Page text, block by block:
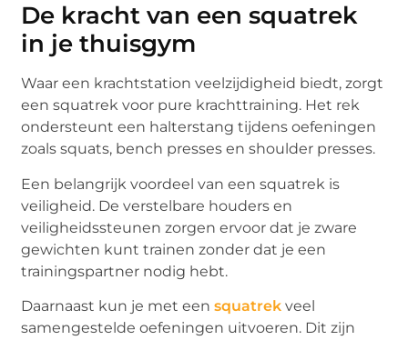
De kracht van een squatrek
in je thuisgym
Waar een krachtstation veelzijdigheid biedt, zorgt
een squatrek voor pure krachttraining. Het rek
ondersteunt een halterstang tijdens oefeningen
zoals squats, bench presses en shoulder presses.
Een belangrijk voordeel van een squatrek is
veiligheid. De verstelbare houders en
veiligheidssteunen zorgen ervoor dat je zware
gewichten kunt trainen zonder dat je een
trainingspartner nodig hebt.
Daarnaast kun je met eensquatrek veel
samengestelde oefeningen uitvoeren. Dit zijn